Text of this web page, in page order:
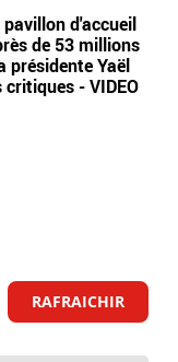
d'accueil
de 53 millions
présidente Yaël
- VIDEO
RAFRAICHIR